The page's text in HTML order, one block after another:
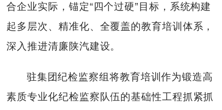
合企业实际，锚定“四个过硬”目标，系统构建
起多层次、精准化、全覆盖的教育培训体系，
深入推进清廉陕汽建设。
驻集团纪检监察组将教育培训作为锻造高
素质专业化纪检监察队伍的基础性工程抓紧抓